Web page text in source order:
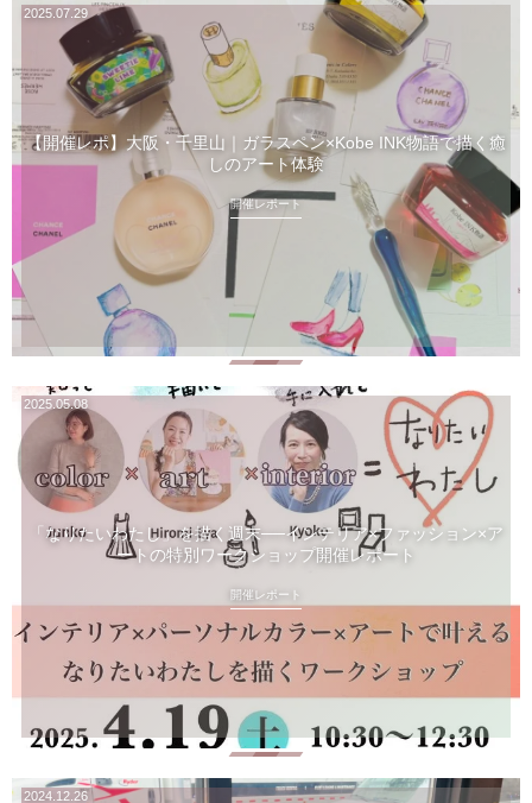
【開催レポ】大阪・千里山｜ガラスペン×Kobe INK物語で描く癒
しのアート体験
2025.07.29
開催レポート
「なりたいわたし」を描く週末──インテリア×ファッション×ア
ートの特別ワークショップ開催レポート
2025.05.08
開催レポート
2024.12.26